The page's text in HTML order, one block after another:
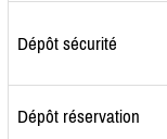
Dépôt sécurité
Dépôt réservation